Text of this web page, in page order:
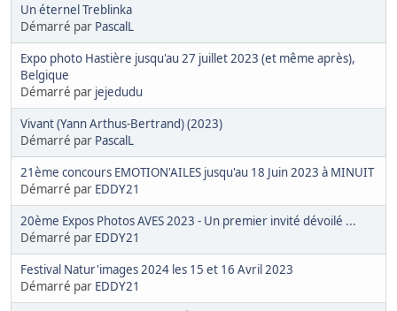
Un éternel Treblinka
Démarré par PascalL
Expo photo Hastière jusqu'au 27 juillet 2023 (et même après),
Belgique
Démarré par jejedudu
Vivant (Yann Arthus-Bertrand) (2023)
Démarré par PascalL
21ème concours EMOTION'AILES jusqu'au 18 Juin 2023 à MINUIT
Démarré par EDDY21
20ème Expos Photos AVES 2023 - Un premier invité dévoilé ...
Démarré par EDDY21
Festival Natur'images 2024 les 15 et 16 Avril 2023
Démarré par EDDY21